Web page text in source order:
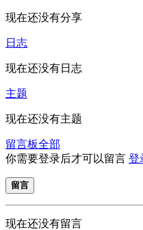
现在还没有分享
日志
现在还没有日志
主题
现在还没有主题
留言板全部
你需要登录后才可以留言 登
留言
现在还没有留言